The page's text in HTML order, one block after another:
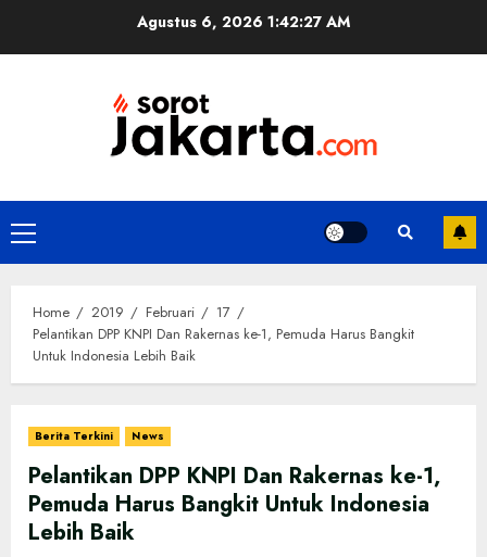
Agustus 6, 2026 1:42:27 AM
Primary
Menu
Home 2019 Februari
17
Pelantikan DPP KNPI Dan Rakernas ke-1, Pemuda Harus Bangkit
Untuk Indonesia Lebih Baik
Berita Terkini News
Pelantikan DPP KNPI Dan Rakernas ke-1,
Pemuda Harus Bangkit Untuk Indonesia
Lebih Baik